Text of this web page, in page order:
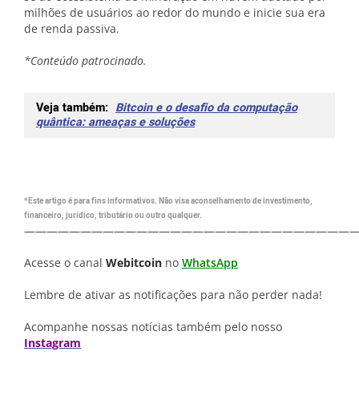
milhões de usuários ao redor do mundo e inicie sua era
de renda passiva.
*Conteúdo patrocinado.
Veja também: Bitcoin e o desafio da computação
quântica: ameaças e soluções
*Este artigo é para fins informativos. Não visa aconselhamento de investimento,
financeiro, jurídico, tributário ou outro qualquer.
Acesse o canal Webitcoin no WhatsApp
Lembre de ativar as notificações para não perder nada!
Acompanhe nossas notícias também pelo nosso
Instagram